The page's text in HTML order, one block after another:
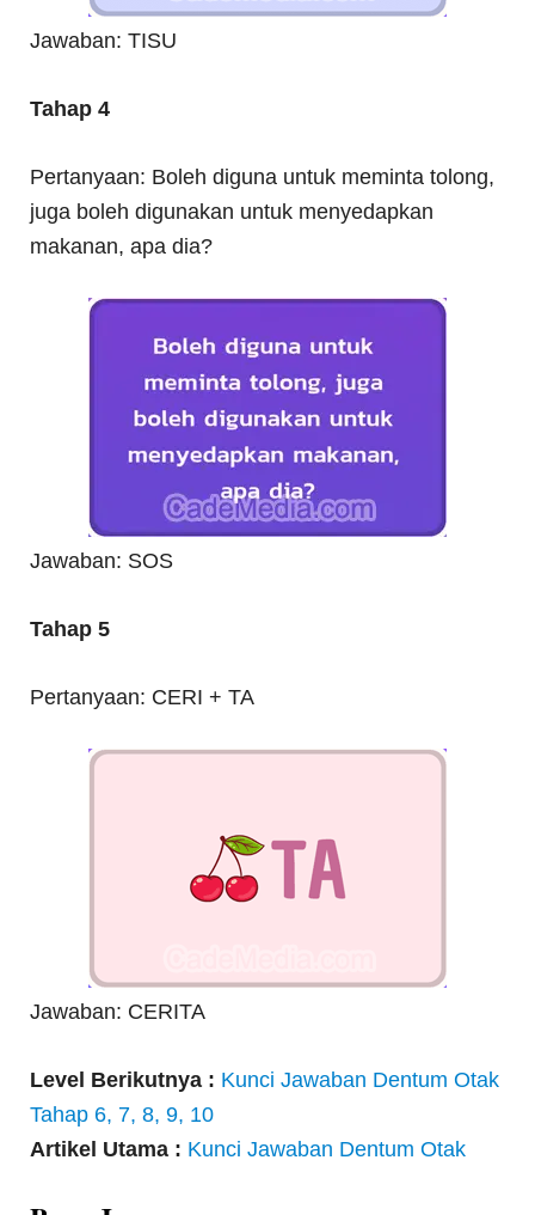
Jawaban: TISU
Tahap 4
Pertanyaan: Boleh diguna untuk meminta tolong,
juga boleh digunakan untuk menyedapkan
makanan, apa dia?
Jawaban: SOS
Tahap 5
Pertanyaan: CERI + TA
Jawaban: CERITA
Level Berikutnya : Kunci Jawaban Dentum Otak
Tahap 6, 7, 8, 9, 10
Artikel Utama : Kunci Jawaban Dentum Otak